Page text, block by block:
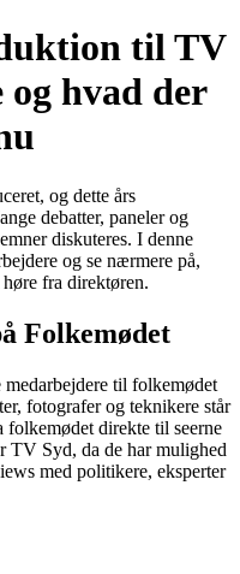
til TV
og hvad der
og dette års
debatter, paneler og
diskuteres. I denne
og se nærmere på,
fra direktøren.
Folkemødet
til folkemødet
fotografer og teknikere står
direkte til seerne
TV Syd, da de har mulighed
med politikere, eksperter